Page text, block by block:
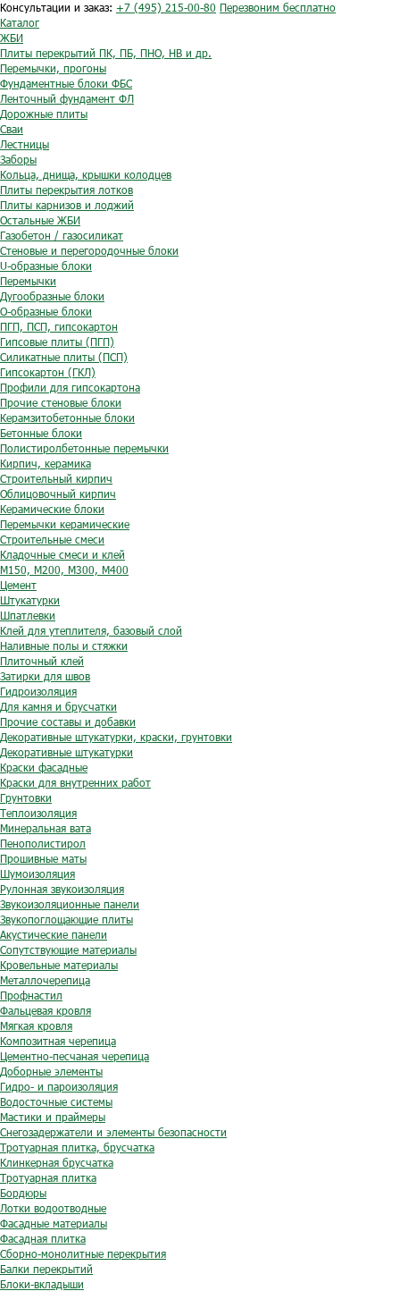
Консультации и заказ: +7 (495) 215-00-80 Перезвоним бесплатно
Каталог
ЖБИ
Плиты перекрытий ПК, ПБ, ПНО, НВ и др.
Перемычки, прогоны
Фундаментные блоки ФБС
Ленточный фундамент ФЛ
Дорожные плиты
Сваи
Лестницы
Заборы
Кольца, днища, крышки колодцев
Плиты перекрытия лотков
Плиты карнизов и лоджий
Остальные ЖБИ
Газобетон / газосиликат
Стеновые и перегородочные блоки
U-образные блоки
Перемычки
Дугообразные блоки
O-образные блоки
ПГП, ПСП, гипсокартон
Гипсовые плиты (ПГП)
Силикатные плиты (ПСП)
Гипсокартон (ГКЛ)
Профили для гипсокартона
Прочие стеновые блоки
Керамзитобетонные блоки
Бетонные блоки
Полистиролбетонные перемычки
Кирпич, керамика
Строительный кирпич
Облицовочный кирпич
Керамические блоки
Перемычки керамические
Строительные смеси
Кладочные смеси и клей
М150, М200, М300, М400
Цемент
Штукатурки
Шпатлевки
Клей для утеплителя, базовый слой
Наливные полы и стяжки
Плиточный клей
Затирки для швов
Гидроизоляция
Для камня и брусчатки
Прочие составы и добавки
Декоративные штукатурки, краски, грунтовки
Декоративные штукатурки
Краски фасадные
Краски для внутренних работ
Грунтовки
Теплоизоляция
Минеральная вата
Пенополистирол
Прошивные маты
Шумоизоляция
Рулонная звукоизоляция
Звукоизоляционные панели
Звукопоглощающие плиты
Акустические панели
Сопутствующие материалы
Кровельные материалы
Металлочерепица
Профнастил
Фальцевая кровля
Мягкая кровля
Композитная черепица
Цементно-песчаная черепица
Доборные элементы
Гидро- и пароизоляция
Водосточные системы
Мастики и праймеры
Снегозадержатели и элементы безопасности
Тротуарная плитка, брусчатка
Клинкерная брусчатка
Тротуарная плитка
Бордюры
Лотки водоотводные
Фасадные материалы
Фасадная плитка
Сборно-монолитные перекрытия
Балки перекрытий
Блоки-вкладыши